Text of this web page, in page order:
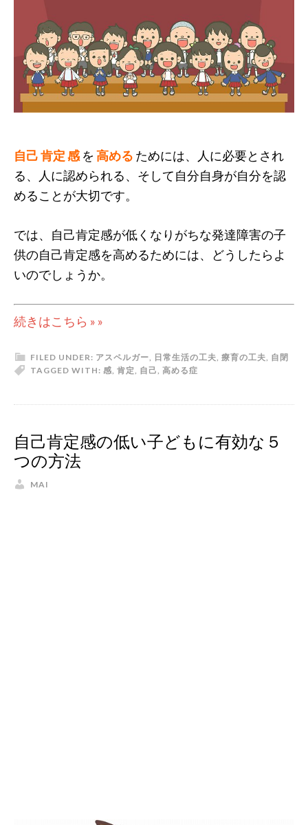
自己 肯定 感 を 高める ためには、人に必要とされ
る、人に認められる、そして自分自身が自分を認
めることが大切です。
では、自己肯定感が低くなりがちな発達障害の子
供の自己肯定感を高めるためには、どうしたらよ
いのでしょうか。
続きはこちら » »
FILED UNDER: アスペルガー 日常生活の工夫 療育の工夫 自閉
症
TAGGED WITH: 感 肯定 自己 高める
自己肯定感の低い子どもに有効な５
つの方法
MAI